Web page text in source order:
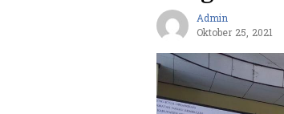
Admin
Oktober 25, 2021